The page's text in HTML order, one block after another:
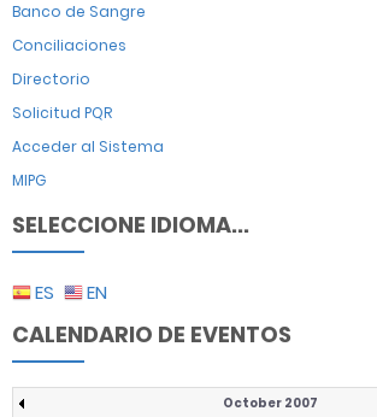
Banco de Sangre
Conciliaciones
Directorio
Solicitud PQR
Acceder al Sistema
MIPG
SELECCIONE IDIOMA...
ES EN
CALENDARIO DE EVENTOS
October 2007